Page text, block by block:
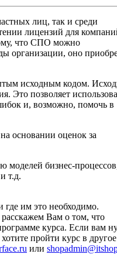
лиц, так и среди
лицензий для
что СПО можно
организации, оно
исходным кодом.
Это позволяет
и, возможно, помочь в
основании оценок за
моделей бизнес-
т.д.
где им это необходимо.
Вам о том, что
курса. Если вам
пройти курс в другое
или